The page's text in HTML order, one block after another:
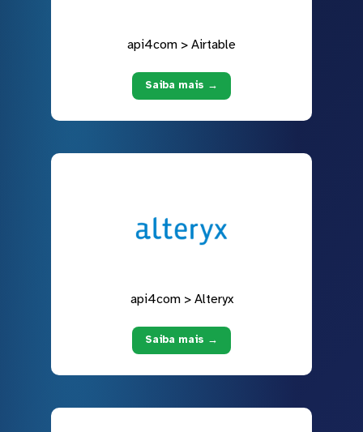
api4com > Airtable
Saiba mais →
api4com > Alteryx
Saiba mais →